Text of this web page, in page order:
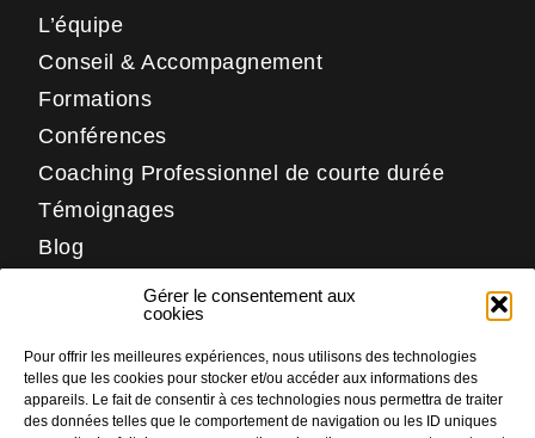
Gérer le consentement aux
cookies
Pour offrir les meilleures expériences, nous utilisons des technologies
telles que les cookies pour stocker et/ou accéder aux informations des
appareils. Le fait de consentir à ces technologies nous permettra de traiter
des données telles que le comportement de navigation ou les ID uniques
L’équipe
Conseil & Accompagnement
Formations
Conférences
Coaching Professionnel de courte durée
Témoignages
Blog
LinkedIn
Facebook